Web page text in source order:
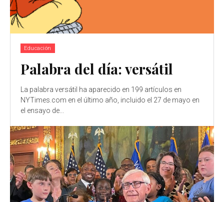
Educación
Palabra del día: versátil
La palabra versátil ha aparecido en 199 artículos en
NYTimes.com en el último año, incluido el 27 de mayo en
el ensayo de...